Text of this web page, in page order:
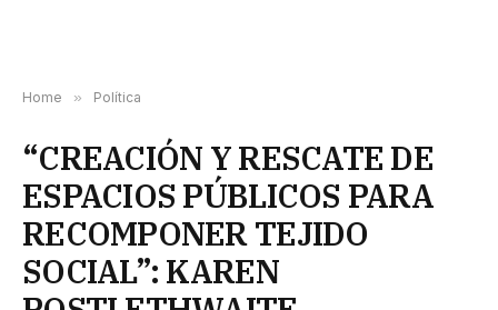
Home » Política
“CREACIÓN Y RESCATE DE
ESPACIOS PÚBLICOS PARA
RECOMPONER TEJIDO
SOCIAL”: KAREN